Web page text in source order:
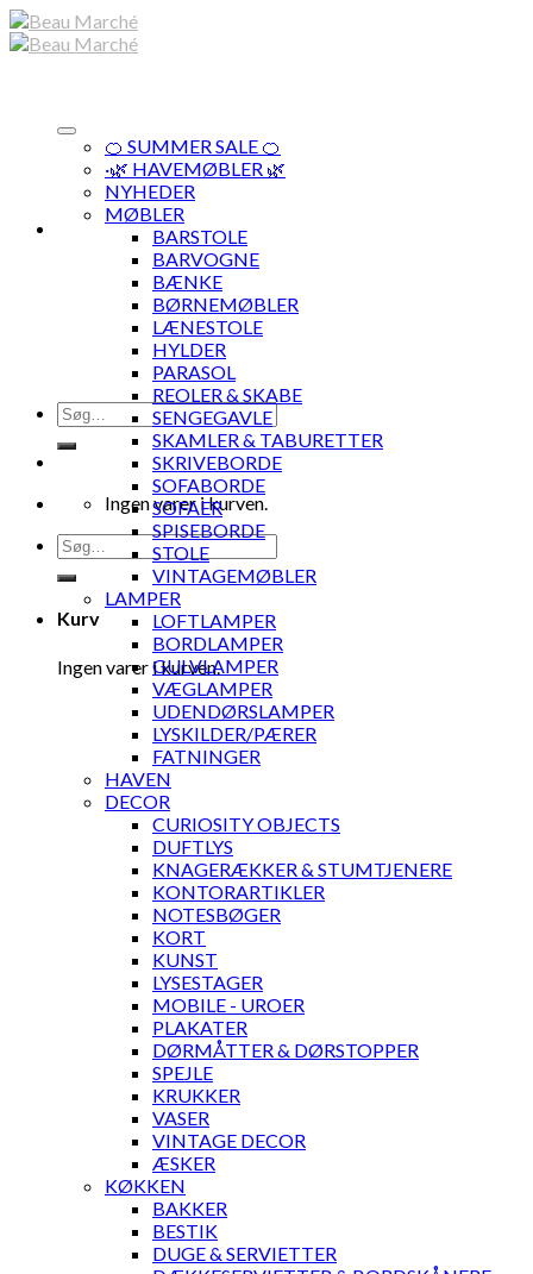
Skip
to
Søg
efter:
Ingen varer i kurven.
Søg
efter:
Kurv
Ingen varer i kurven.
🍊 SUMMER SALE 🍊
·🌿 HAVEMØBLER 🌿
NYHEDER
MØBLER
BARSTOLE
BARVOGNE
BÆNKE
BØRNEMØBLER
LÆNESTOLE
HYLDER
PARASOL
REOLER & SKABE
SENGEGAVLE
SKAMLER & TABURETTER
SKRIVEBORDE
SOFABORDE
SOFAER
SPISEBORDE
STOLE
VINTAGEMØBLER
LAMPER
LOFTLAMPER
BORDLAMPER
GULVLAMPER
VÆGLAMPER
UDENDØRSLAMPER
LYSKILDER/PÆRER
FATNINGER
HAVEN
DECOR
CURIOSITY OBJECTS
DUFTLYS
KNAGERÆKKER & STUMTJENERE
KONTORARTIKLER
NOTESBØGER
KORT
KUNST
LYSESTAGER
MOBILE - UROER
PLAKATER
DØRMÅTTER & DØRSTOPPER
SPEJLE
KRUKKER
VASER
VINTAGE DECOR
ÆSKER
KØKKEN
BAKKER
BESTIK
DUGE & SERVIETTER